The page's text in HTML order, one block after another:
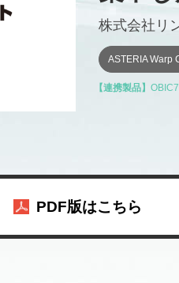
株式会社リ
ASTERIA Warp
【連携製品】 OBIC7
PDF版はこちら